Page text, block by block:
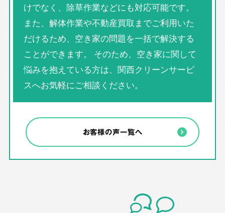
けでなく、除草作業などにも対応可能です。
また、解体作業や不動産買取までご利用いた
だけるため、空き家の問題を一括で解決する
ことができます。 そのため、空き家に関して
悩みを抱えている方は、関西クリーンサービ
スへお気軽にご相談ください。
お客様の声一覧へ